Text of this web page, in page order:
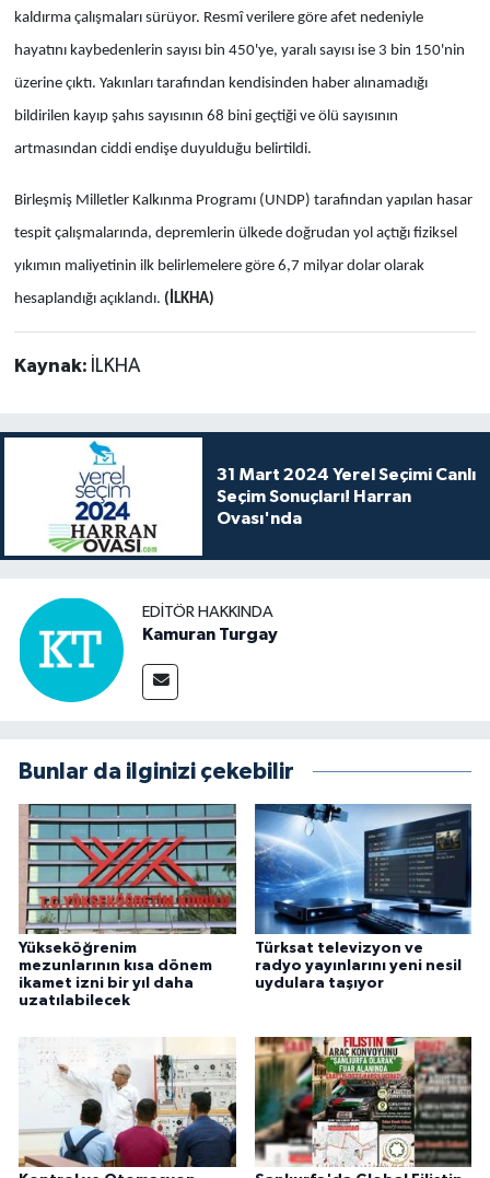
kaldırma çalışmaları sürüyor. Resmî verilere göre afet nedeniyle
hayatını kaybedenlerin sayısı bin 450'ye, yaralı sayısı ise 3 bin 150'nin
üzerine çıktı. Yakınları tarafından kendisinden haber alınamadığı
bildirilen kayıp şahıs sayısının 68 bini geçtiği ve ölü sayısının
artmasından ciddi endişe duyulduğu belirtildi.
Birleşmiş Milletler Kalkınma Programı (UNDP) tarafından yapılan hasar
tespit çalışmalarında, depremlerin ülkede doğrudan yol açtığı fiziksel
yıkımın maliyetinin ilk belirlemelere göre 6,7 milyar dolar olarak
hesaplandığı açıklandı. (İLKHA)
Kaynak: İLKHA
31 Mart 2024 Yerel Seçimi Canlı
Seçim Sonuçları! Harran
Ovası'nda
EDITÖR HAKKINDA
Kamuran Turgay
Bunlar da ilginizi çekebilir
Yükseköğrenim
mezunlarının kısa dönem
ikamet izni bir yıl daha
uzatılabilecek
Türksat televizyon ve
radyo yayınlarını yeni nesil
uydulara taşıyor